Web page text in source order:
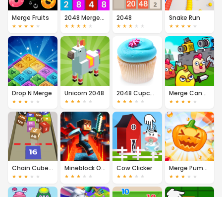
Merge Fruits
★ ★ ★ ★ ★
2048 Merge Numbers
★ ★ ★ ★ ★
2048
★ ★ ★ ★ ★
Snake Run
★ ★ ★ ★ ★
Drop N Merge
★ ★ ★ ★ ★
Unicorn 2048
★ ★ ★ ★ ★
2048 Cupcakes
★ ★ ★ ★ ★
Merge Cannon: Chicken Defense
★ ★ ★ ★ ★
Chain Cube: 2048 Merge
★ ★ ★ ★ ★
Mineblock Obby
★ ★ ★ ★ ★
Cow Clicker
★ ★ ★ ★ ★
Merge Pumpkin
★ ★ ★ ★ ★